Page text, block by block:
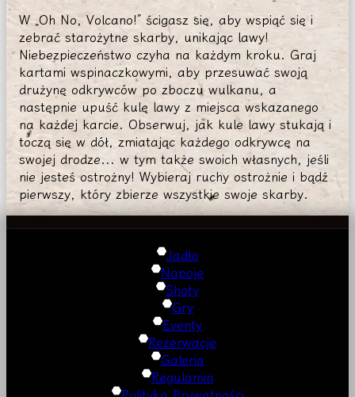
W „Oh No, Volcano!” ścigasz się, aby wspiąć się i
zebrać starożytne skarby, unikając lawy!
Niebezpieczeństwo czyha na każdym kroku. Graj
kartami wspinaczkowymi, aby przesuwać swoją
drużynę odkrywców po zboczu wulkanu, a
następnie upuść kulę lawy z miejsca wskazanego
na każdej karcie. Obserwuj, jak kule lawy stukają i
toczą się w dół, zmiatając każdego odkrywcę na
swojej drodze... w tym także swoich własnych, jeśli
nie jesteś ostrożny! Wybieraj ruchy ostrożnie i bądź
pierwszy, który zbierze wszystkie swoje skarby.
Jadło
Napoje
Shoty
Gry
Eventy
Rezerwacje
Galeria
Regulamin